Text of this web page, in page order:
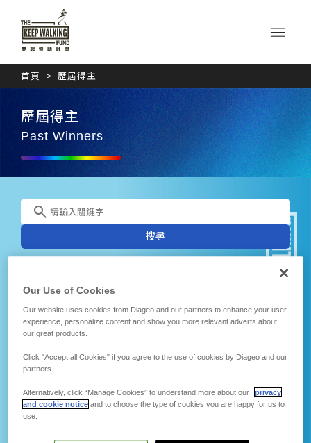
首頁 歷屆得主
歷屆得主
Past Winners
搜尋
2025
夢想並肩・永續同行
舉起夢想之重
邁出永續之路
2023 2022
Our Use of Cookies
Our website uses cookies from Diageo and our partners to enhance your user
experience, personalize content and show you more relevant adverts about
our great products.
Click "Accept all Cookies" if you agree to the use of cookies by Diageo and our
partners.
Alternatively, click “Manage Cookies” to understand more about our
privacy
and cookie notice and to choose the type of cookies you are happy for us to
use.